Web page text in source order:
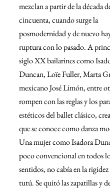
mezclan a partir de la década
cincuenta, cuando surge la
posmodernidad y de nuevo
ruptura con lo pasado. A
siglo XX bailarines como
Duncan, Loïe Fuller, Marta
mexicano José Limón, entre
rompen con las reglas y los
estéticos del ballet clásico,
que se conoce como danza
Una mujer como Isadora
poco convencional en todos
sentidos, no cabía en la
tutú. Se quitó las zapatillas y